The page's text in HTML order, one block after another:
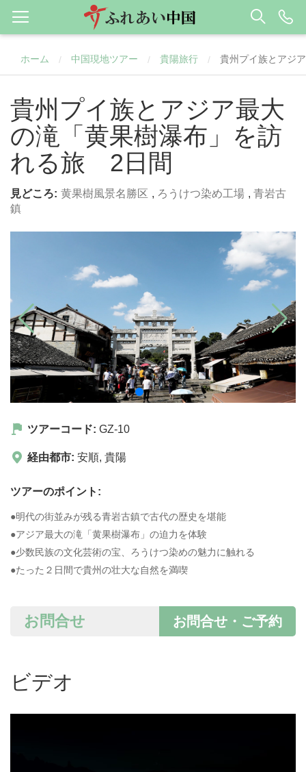
ホーム / 中国現地ツアー / 貴陽旅行 / 貴州プイ族とアジ
貴州プイ族とアジア最大
の滝「黄果樹瀑布」を訪
れる旅 2日間
見どころ: 黄果樹風景名勝区 , ろうけつ染め工場 , 青岩古
鎮
ツアーコード: GZ-10
経由都市: 安順, 貴陽
ツアーのポイント:
●明代の街並みが残る青岩古鎮で古代の歴史を堪能
●アジア最大の滝「黄果樹瀑布」の迫力を体験
●少数民族の文化芸術の宝、ろうけつ染めの魅力に触れる
●たった２日間で貴州の壮大な自然を満喫
お問合せ・ご予約
お問合せ
ビデオ